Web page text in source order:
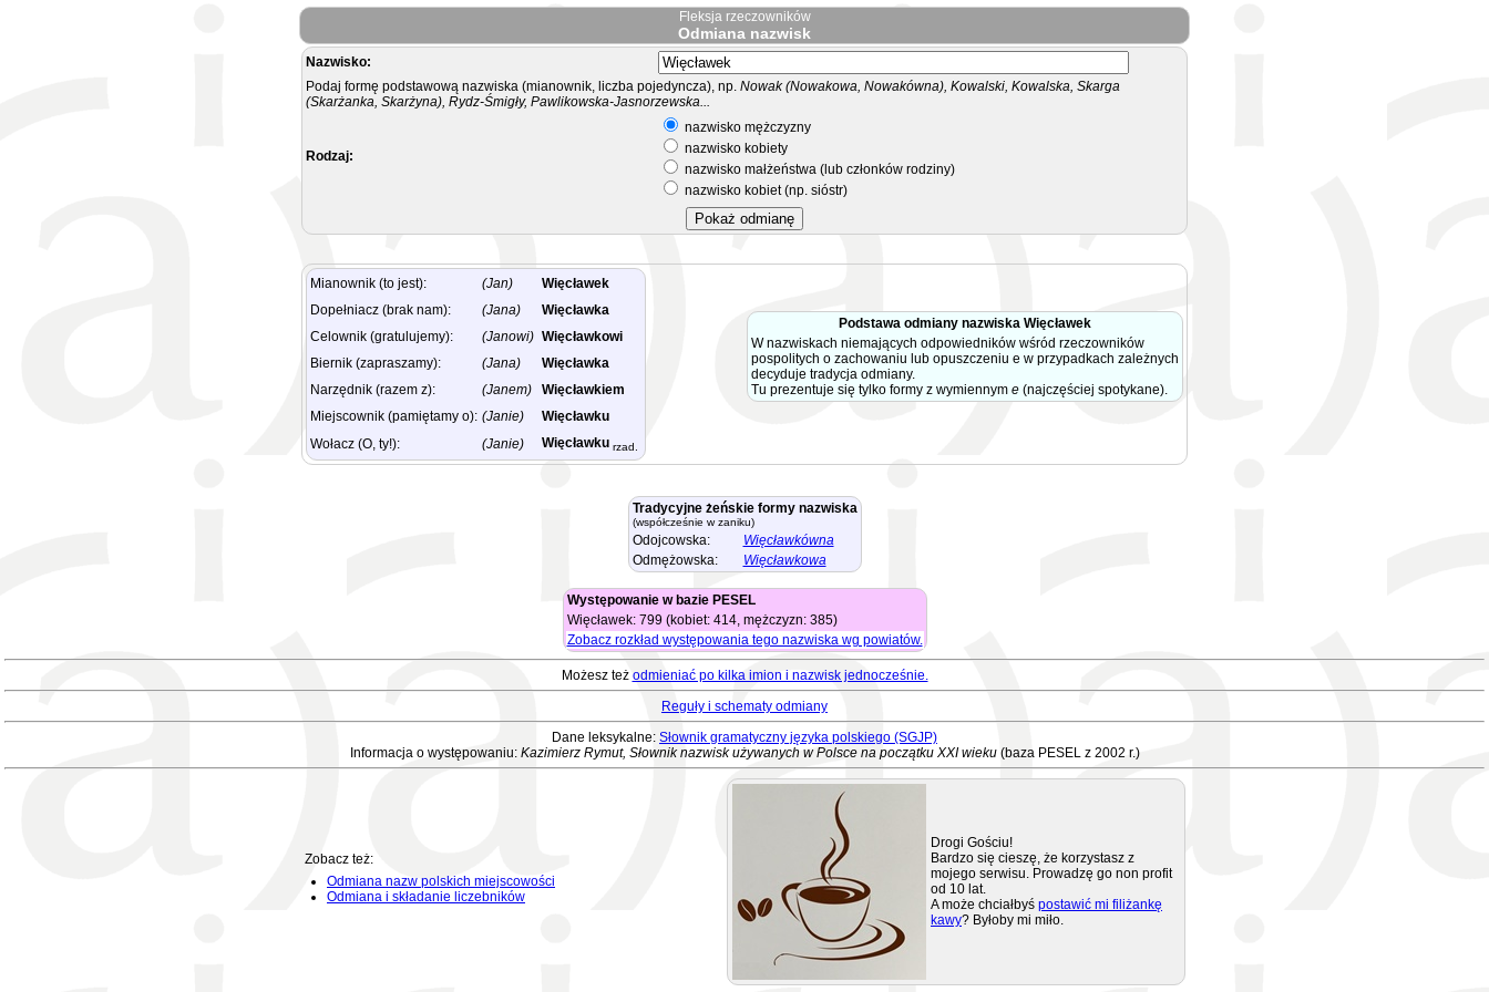
Fleksja rzeczowników
Odmiana nazwisk
Nazwisko:
Podaj formę podstawową nazwiska (mianownik, liczba pojedyncza), np. Nowak (Nowakowa, Nowakówna), Kowalski, Kowalska, Skarga
(Skarżanka, Skarżyna), Rydz-Śmigły, Pawlikowska-Jasnorzewska...
Rodzaj:
nazwisko mężczyzny
nazwisko kobiety
nazwisko małżeństwa (lub członków rodziny)
nazwisko kobiet (np. sióstr)
Mianownik (to jest): (Jan)
Więcławek
Dopełniacz (brak nam):
(Jana)
Więcławka
Celownik (gratulujemy):
(Janowi) Więcławkowi
Biernik (zapraszamy):
(Jana)
Więcławka
Narzędnik (razem z):
(Janem)
Więcławkiem
Miejscownik (pamiętamy o): (Janie)
Więcławku
Wołacz (O, ty!):
(Janie) Więcławku rzad.
Podstawa odmiany nazwiska Więcławek
W nazwiskach niemających odpowiedników wśród rzeczowników
pospolitych o zachowaniu lub opuszczeniu e w przypadkach zależnych
decyduje tradycja odmiany.
Tu prezentuje się tylko formy z wymiennym e (najczęściej spotykane).
Tradycyjne żeńskie formy nazwiska
(współcześnie w zaniku)
Odojcowska:
Więcławkówna
Odmężowska:
Więcławkowa
Występowanie w bazie PESEL
Więcławek: 799 (kobiet: 414, mężczyzn: 385)
Zobacz rozkład występowania tego nazwiska wg powiatów.
Możesz też odmieniać po kilka imion i nazwisk jednocześnie.
Reguły i schematy odmiany
Dane leksykalne: Słownik gramatyczny języka polskiego (SGJP)
Informacja o występowaniu: Kazimierz Rymut, Słownik nazwisk używanych w Polsce na początku XXI wieku(baza PESEL z 2002 r.)
Zobacz też:
Odmiana nazw polskich miejscowości
Odmiana i składanie liczebników
Drogi Gościu!
Bardzo się cieszę, że korzystasz z
mojego serwisu. Prowadzę go non profit
od 10 lat.
A może chciałbyś postawić mi filiżankę
kawy? Byłoby mi miło.